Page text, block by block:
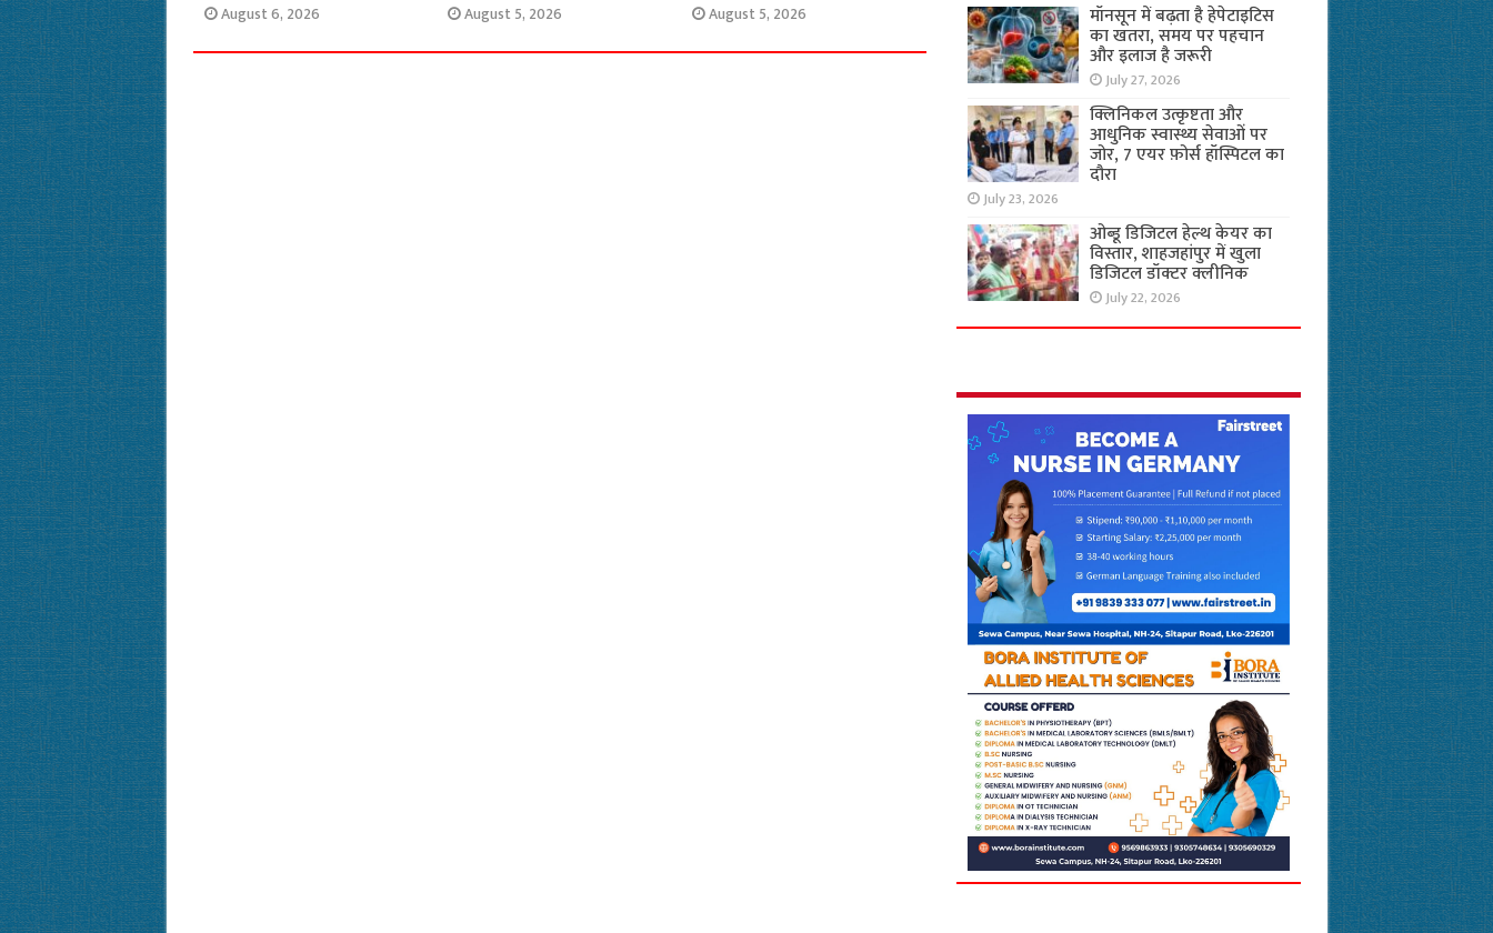
August 6, 2026 August 5, 2026 August 5, 2026 मॉनसून में बढ़ता है हेपेटाइटिस
का खतरा, समय पर पहचान
और इलाज है जरूरी
July 27, 2026
क्लिनिकल उत्कृष्टता और
आधुनिक स्वास्थ्य सेवाओं पर
जोर, 7 एयर फ़ोर्स हॉस्पिटल का
दौरा
July 23, 2026
ओब्डू डिजिटल हेल्थ केयर का
विस्तार, शाहजहांपुर में खुला
डिजिटल डॉक्टर क्लीनिक
July 22, 2026